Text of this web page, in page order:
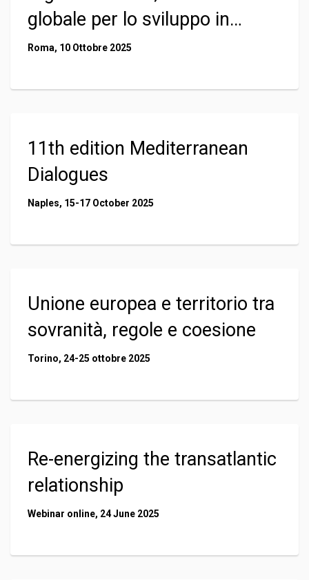
globale per lo sviluppo in
Africa
Roma, 10 Ottobre 2025
11th edition Mediterranean
Dialogues
Naples, 15-17 October 2025
Unione europea e territorio tra
sovranità, regole e coesione
Torino, 24-25 ottobre 2025
Re-energizing the transatlantic
relationship
Webinar online, 24 June 2025